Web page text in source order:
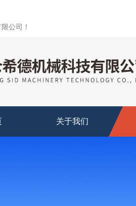
公司！
关于我们